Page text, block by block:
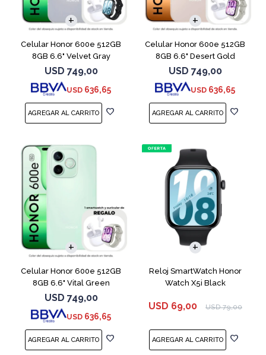
Celular Honor 600e 512GB
8GB 6.6" Velvet Gray
USD 749,00
USD 636,65
COMPARAR
Celular Honor 600e 512GB
8GB 6.6" Desert Gold
USD 749,00
USD 636,65
COMPARAR
Celular Honor 600e 512GB
8GB 6.6" Vital Green
USD 749,00
USD 636,65
COMPARAR
Reloj SmartWatch Honor
Watch X5i Black
USD 69,00 USD 79,00